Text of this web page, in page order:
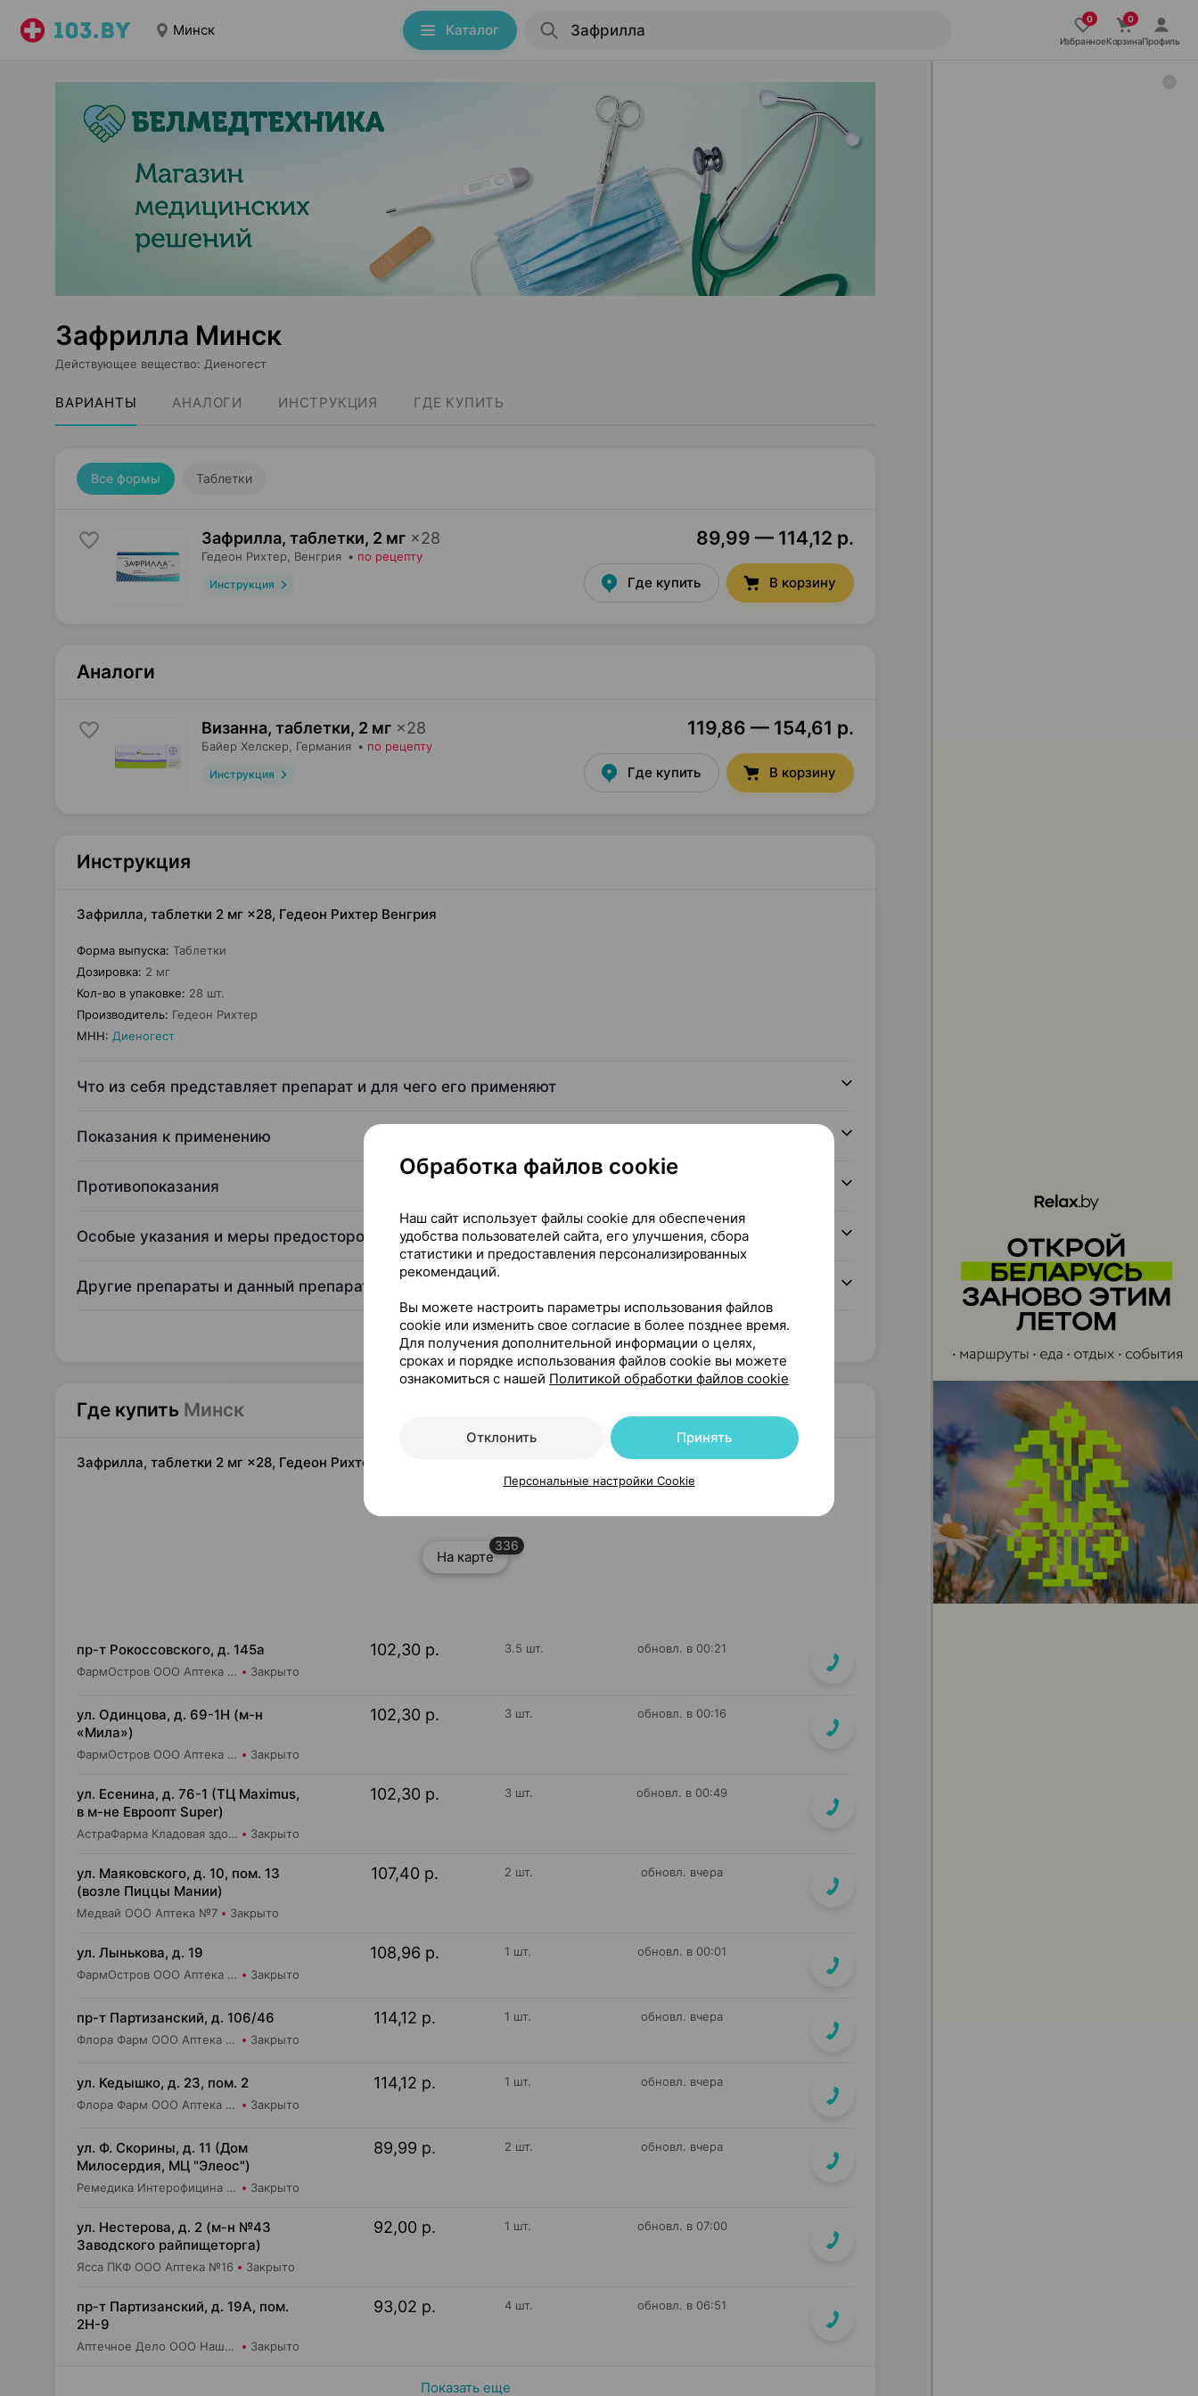
Минск Каталог
ИзбранноеКорзинаПрофиль
Зафрилла Минск
Действующее вещество: Диеногест
ВАРИАНТЫ АНАЛОГИ ИНСТРУКЦИЯ ГДЕ КУПИТЬ
Все формы Таблетки
Зафрилла, таблетки, 2 мг ×28
Гедеон Рихтер , Венгрия • по рецепту
Инструкция
89,99 — 114,12 р.
Где купить В корзину
Аналоги
Визанна, таблетки, 2 мг ×28
Байер Хелскер , Германия • по рецепту
Инструкция
119,86 — 154,61 р.
Где купить В корзину
Инструкция
Зафрилла, таблетки 2 мг ×28, Гедеон Рихтер Венгрия
Форма выпуска: Таблетки
Дозировка: 2 мг
Кол-во в упаковке: 28 шт.
Производитель: Гедеон Рихтер
МНН: Диеногест
Что из себя представляет препарат и для чего его применяют
Показания к применению
Противопоказания
Особые указания и меры предосторожности
Другие препараты и данный препарат
Читать полностью
Где купить Минск
Зафрилла, таблетки 2 мг ×28, Гедеон Рихтер Венгрия
На карте
336
пр-т Рокоссовского, д. 145а
ФармОстров ООО Аптека №9 на Рокоссовского Закрыто
102,30 р. 3.5 шт. обновл. в 00:21
ул. Одинцова, д. 69-1Н (м-н
«Мила»)
ФармОстров ООО Аптека №16 на Одинцова Закрыто
102,30 р. 3 шт. обновл. в 00:16
ул. Есенина, д. 76-1 (ТЦ Maximus,
в м-не Евроопт Super)
АстраФарма Кладовая здоровья ООО Аптека №9 Закрыто
102,30 р. 3 шт. обновл. в 00:49
ул. Маяковского, д. 10, пом. 13
(возле Пиццы Мании)
Медвай ООО Аптека №7 Закрыто
107,40 р. 2 шт. обновл. вчера
ул. Лынькова, д. 19
ФармОстров ООО Аптека №7 на Лынькова Закрыто
108,96 р. 1 шт. обновл. в 00:01
пр-т Партизанский, д. 106/46
Флора Фарм ООО Аптека №20 Закрыто
114,12 р. 1 шт. обновл. вчера
ул. Кедышко, д. 23, пом. 2
Флора Фарм ООО Аптека №21 Закрыто
114,12 р. 1 шт. обновл. вчера
ул. Ф. Скорины, д. 11 (Дом
Милосердия, МЦ "Элеос")
Ремедика Интерофицина Плюс ООО Аптека №14 Закрыто
89,99 р. 2 шт. обновл. вчера
ул. Нестерова, д. 2 (м-н №43
Заводского райпищеторга)
Ясса ПКФ ООО Аптека №16 Закрыто
92,00 р. 1 шт. обновл. в 07:00
пр-т Партизанский, д. 19А, пом.
2Н-9
Аптечное Дело ООО Наша Аптека №12 Закрыто
93,02 р. 4 шт. обновл. в 06:51
Показать еще
Обработка файлов cookie
Наш сайт использует файлы cookie для обеспечения
удобства пользователей сайта, его улучшения, сбора
статистики и предоставления персонализированных
рекомендаций.
Вы можете настроить параметры использования файлов
cookie или изменить свое согласие в более позднее время.
Для получения дополнительной информации о целях,
сроках и порядке использования файлов cookie вы можете
ознакомиться с нашей Политикой обработки файлов cookie
Отклонить Принять
Персональные настройки Cookie